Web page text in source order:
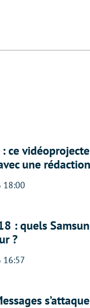
ce
une
18:00
: quels
?
16:57